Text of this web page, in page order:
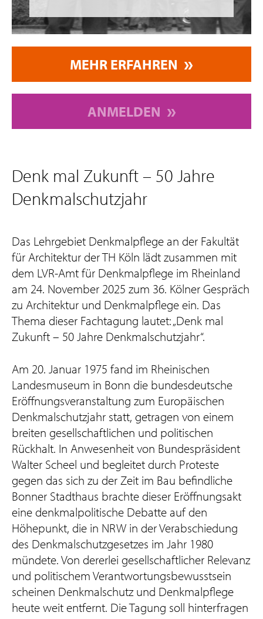
MEHR ERFAHREN
ANMELDEN
Denk mal Zukunft – 50 Jahre
Denkmalschutzjahr
Das Lehrgebiet Denkmalpflege an der Fakultät
für Architektur der TH Köln lädt zusammen mit
dem LVR-Amt für Denkmalpflege im Rheinland
am 24. November 2025 zum 36. Kölner Gespräch
zu Architektur und Denkmalpflege ein. Das
Thema dieser Fachtagung lautet: „Denk mal
Zukunft – 50 Jahre Denkmalschutzjahr“.
Am 20. Januar 1975 fand im Rheinischen
Landesmuseum in Bonn die bundesdeutsche
Eröffnungsveranstaltung zum Europäischen
Denkmalschutzjahr statt, getragen von einem
breiten gesellschaftlichen und politischen
Rückhalt. In Anwesenheit von Bundespräsident
Walter Scheel und begleitet durch Proteste
gegen das sich zu der Zeit im Bau befindliche
Bonner Stadthaus brachte dieser Eröffnungsakt
eine denkmalpolitische Debatte auf den
Höhepunkt, die in NRW in der Verabschiedung
des Denkmalschutzgesetzes im Jahr 1980
mündete. Von dererlei gesellschaftlicher Relevanz
und politischem Verantwortungsbewusstsein
scheinen Denkmalschutz und Denkmalpflege
heute weit entfernt. Die Tagung soll hinterfragen